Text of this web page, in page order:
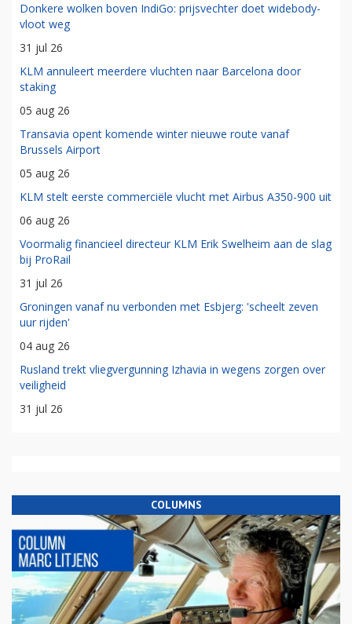
Donkere wolken boven IndiGo: prijsvechter doet widebody-
vloot weg
31 jul 26
KLM annuleert meerdere vluchten naar Barcelona door
staking
05 aug 26
Transavia opent komende winter nieuwe route vanaf
Brussels Airport
05 aug 26
KLM stelt eerste commerciële vlucht met Airbus A350-900 uit
06 aug 26
Voormalig financieel directeur KLM Erik Swelheim aan de slag
bij ProRail
31 jul 26
Groningen vanaf nu verbonden met Esbjerg: 'scheelt zeven
uur rijden'
04 aug 26
Rusland trekt vliegvergunning Izhavia in wegens zorgen over
veiligheid
31 jul 26
COLUMNS